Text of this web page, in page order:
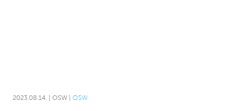
2023.08.14. | OSW | OSW